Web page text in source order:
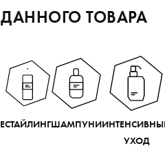
ТОВАРА
СТАЙЛИНГШАМПУНИ
УХОД